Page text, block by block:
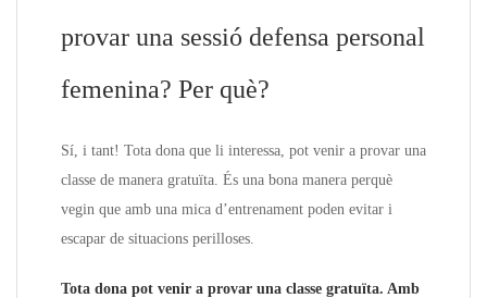
provar una sessió defensa personal
femenina? Per què?
Sí, i tant! Tota dona que li interessa, pot venir a provar una
classe de manera gratuïta. És una bona manera perquè
vegin que amb una mica d’entrenament poden evitar i
escapar de situacions perilloses.
Tota dona pot venir a provar una classe gratuïta. Amb